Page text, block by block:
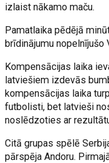
izlaist nākamo maču.
Pamatlaika pēdējā
brīdinājumu nopelnījušo
Kompensācijas laika
latviešiem izdevās
kompensācijas laika
futbolisti, bet latvieši
noslēdzoties ar
Citā grupas spēlē
pārspēja Andoru.